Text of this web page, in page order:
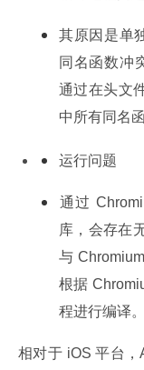
其原因是单
同名函数冲
通过在头文
中所有同名函
运行问题
通过
库，会存在
与
根据
程进行编译。
相对于 iOS 平台